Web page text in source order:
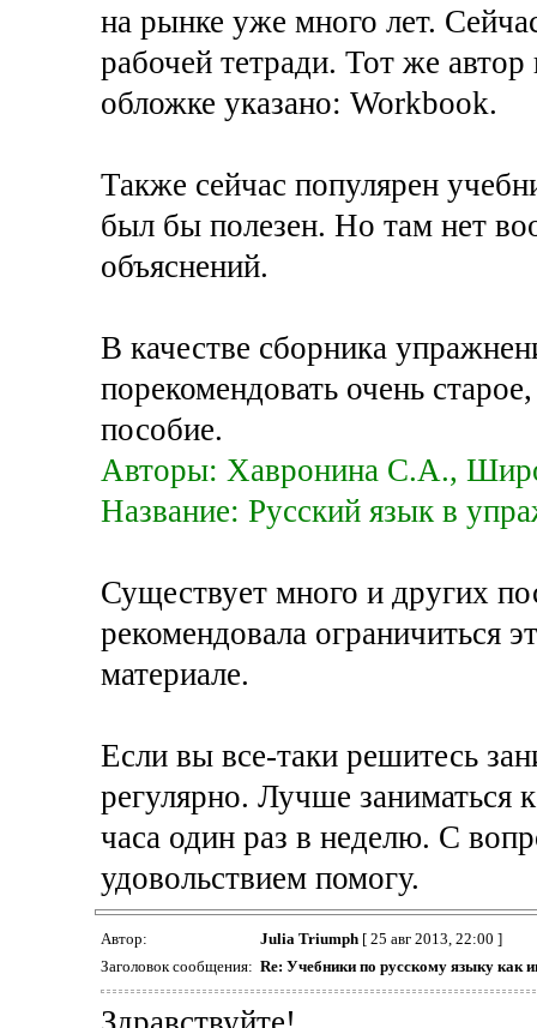
на рынке уже много лет.
рабочей тетради. Тот же
обложке указано: Workbook.
Также сейчас популярен
был бы полезен. Но там нет
объяснений.
В качестве сборника
порекомендовать очень
пособие.
Авторы: Хавронина С.А.,
Название: Русский язык в
Существует много и других
рекомендовала ограничиться
материале.
Если вы все-таки решитесь
регулярно. Лучше
часа один раз в неделю. С
удовольствием помогу.
Автор: Julia Triumph[ 25 авг 2013, 22:00 ]
Заголовок сообщения: Re: Учебники по русскому языку как